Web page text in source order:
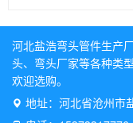
河北盐浩弯头管件生产厂
头、 弯头厂家等各种类
欢迎选购。
地址：河北省沧州市